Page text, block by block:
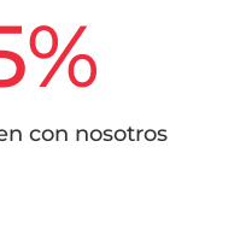
%
con nosotros